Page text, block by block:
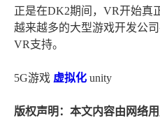
正是在DK2期间，VR开始真
越来越多的大型游戏开发公
VR支持。
5G游戏 虚拟化 unity
版权声明：本文内容由网络